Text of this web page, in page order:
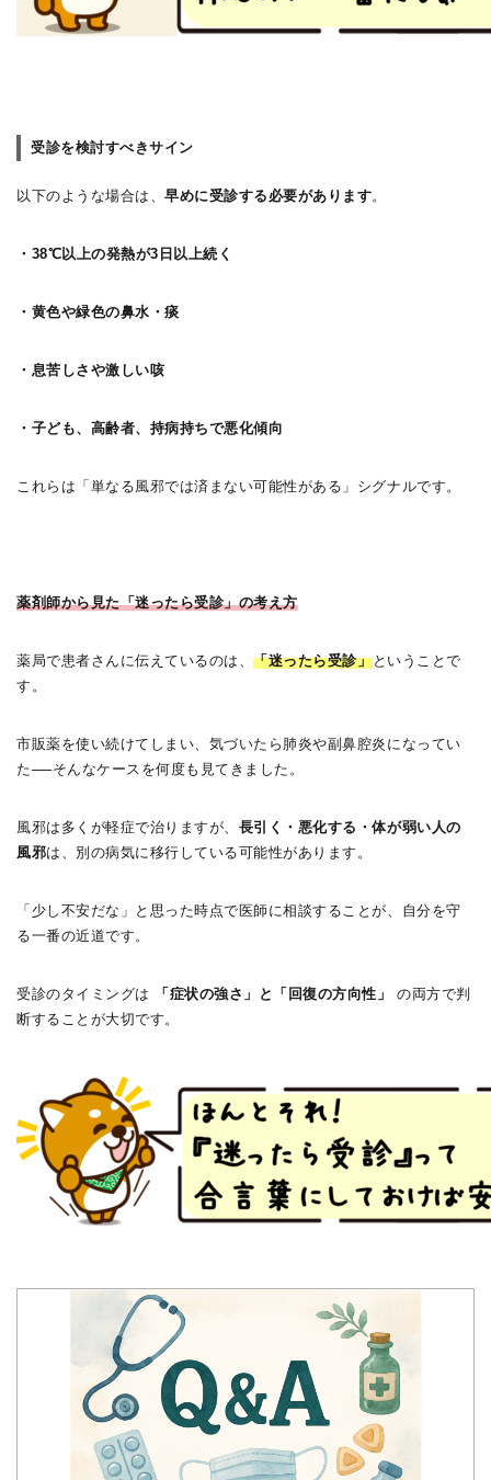
受診を検討すべきサイン
以下のような場合は、早めに受診する必要があります。
・38℃以上の発熱が3日以上続く
・黄色や緑色の鼻水・痰
・息苦しさや激しい咳
・子ども、高齢者、持病持ちで悪化傾向
これらは「単なる風邪では済まない可能性がある」シグナルです。
薬剤師から見た「迷ったら受診」の考え方
薬局で患者さんに伝えているのは、「迷ったら受診」ということで
す。
市販薬を使い続けてしまい、気づいたら肺炎や副鼻腔炎になってい
た──そんなケースを何度も見てきました。
風邪は多くが軽症で治りますが、 長引く・悪化する・体が弱い人の
風邪は、別の病気に移行している可能性があります。
「少し不安だな」と思った時点で医師に相談することが、自分を守
る一番の近道です。
受診のタイミングは 「症状の強さ」と「回復の方向性」
の両方で判
断することが大切です。